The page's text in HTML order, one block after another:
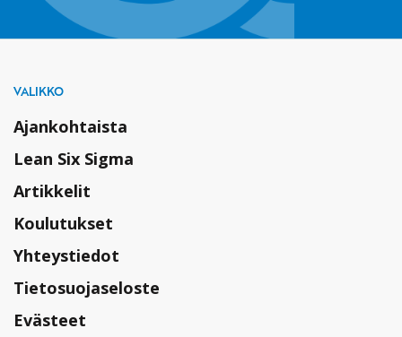
VALIKKO
Ajankohtaista
Lean Six Sigma
Artikkelit
Koulutukset
Yhteystiedot
Tietosuojaseloste
Evästeet